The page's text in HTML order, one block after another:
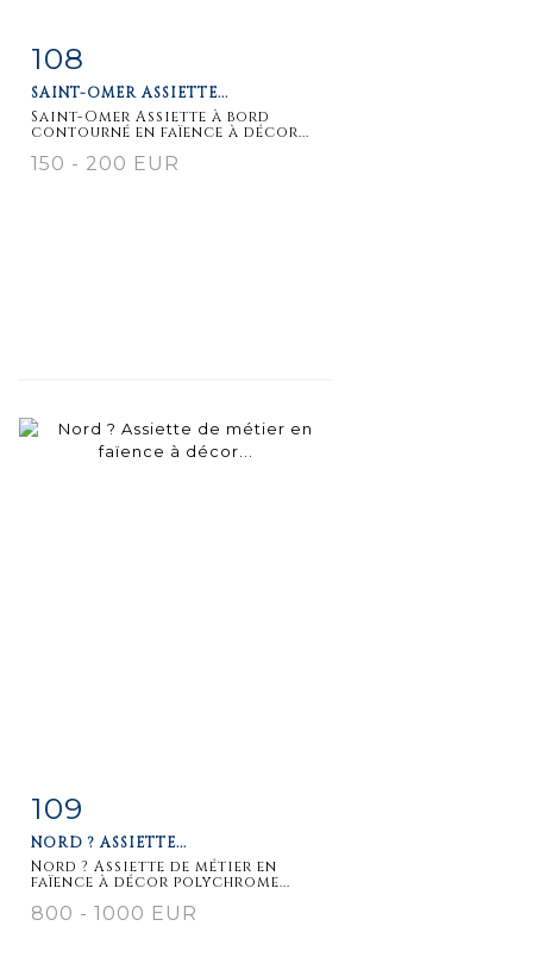
Fiche
108
SAINT-OMER ASSIETTE...
Saint-Omer Assiette à bord
contourné en faïence à décor...
150 - 200 EUR
Fiche
détaillée
109
NORD ? ASSIETTE...
Nord ? Assiette de métier en
faïence à décor polychrome...
800 - 1000 EUR